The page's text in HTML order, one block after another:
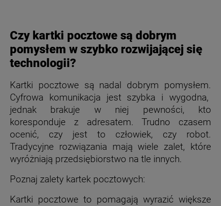
Czy kartki pocztowe są dobrym
pomysłem w szybko rozwijającej się
technologii?
Kartki pocztowe są nadal dobrym pomysłem.
Cyfrowa komunikacja jest szybka i wygodna,
jednak brakuje w niej pewności, kto
koresponduje z adresatem. Trudno czasem
ocenić, czy jest to człowiek, czy robot.
Tradycyjne rozwiązania mają wiele zalet, które
wyróżniają przedsiębiorstwo na tle innych.
Poznaj zalety kartek pocztowych:
Kartki pocztowe to pomagają wyrazić większe